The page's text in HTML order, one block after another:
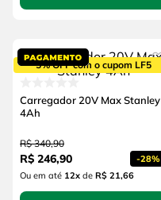
5% OFF com o cupom LF5
Carregador 20V Max Stanley
4Ah
R$ 340,90
R$ 246,90 -28%
Ou em até 12xde R$ 21,66